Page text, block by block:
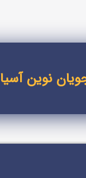
نوین آسیا